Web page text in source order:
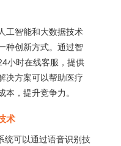
工智能和大数据技术
种创新方式。通过智
小时在线客服，提供
决方案可以帮助医疗
，提升竞争力。
术
统可以通过语音识别技